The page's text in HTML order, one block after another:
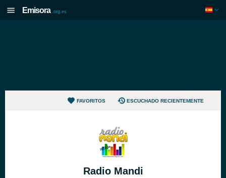
Emisora .org.es
FAVORITOS ESCUCHADO RECIENTEMENTE
Radio Mandi